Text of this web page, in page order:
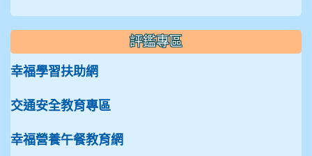
評鑑專區
幸福學習扶助網
交通安全教育專區
幸福營養午餐教育網